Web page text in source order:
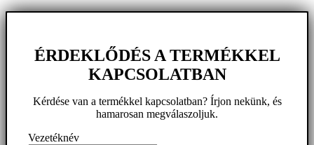
ÉRDEKLŐDÉS A TERMÉKKEL
KAPCSOLATBAN
Kérdése van a termékkel kapcsolatban? Írjon nekünk, és
hamarosan megválaszoljuk.
Vezetéknév